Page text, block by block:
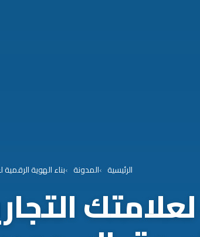
الرئيسية المدونة بناء الهوية
لعلامتك